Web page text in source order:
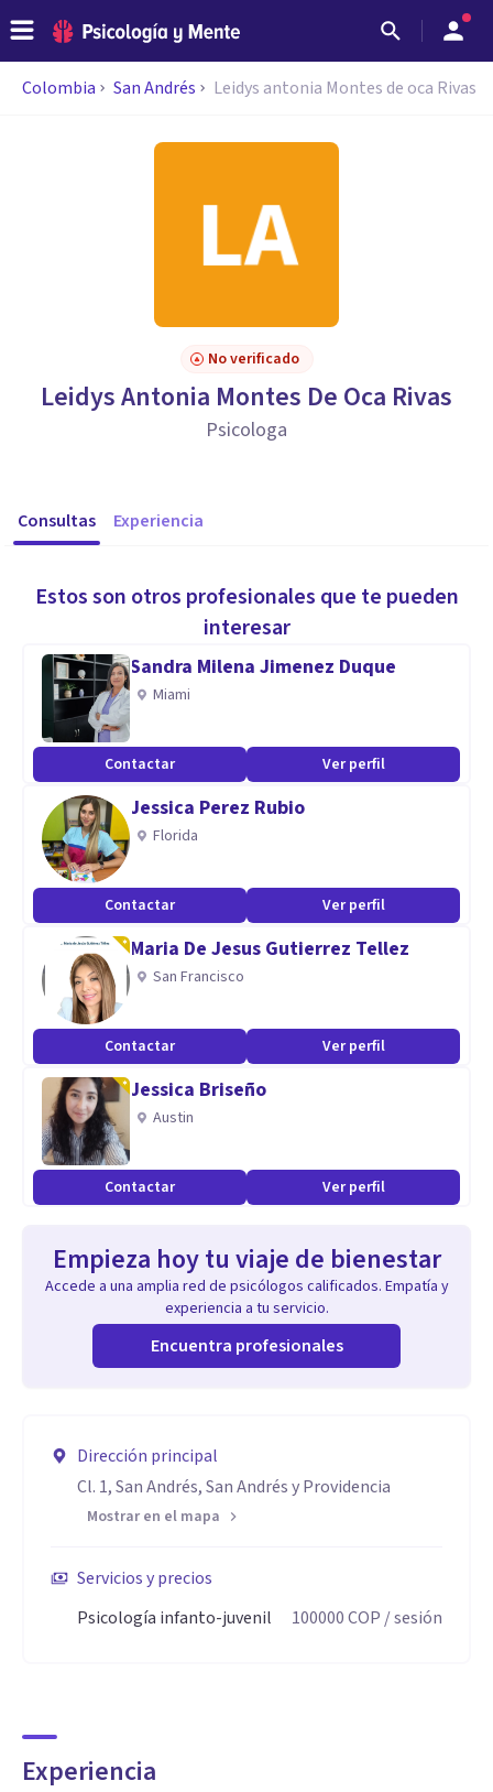
Colombia San Andrés Leidys antonia Montes de oca Rivas
No verificado
Leidys Antonia Montes De Oca Rivas
Psicologa
Consultas Experiencia
Estos son otros profesionales que te pueden
interesar
Sandra Milena Jimenez Duque
Miami
Contactar Ver perfil
Jessica Perez Rubio
Florida
Contactar Ver perfil
Maria De Jesus Gutierrez Tellez
San Francisco
Contactar Ver perfil
Jessica Briseño
Austin
Contactar Ver perfil
Empieza hoy tu viaje de bienestar
Accede a una amplia red de psicólogos calificados. Empatía y
experiencia a tu servicio.
Encuentra profesionales
Dirección principal
Cl. 1, San Andrés, San Andrés y Providencia
Mostrar en el mapa
Servicios y precios
Psicología infanto-juvenil
100000COP / sesión
Experiencia